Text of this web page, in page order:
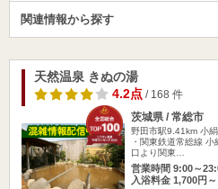
関連情報から探す
天然温泉 きぬの湯
4.2点/ 168 件
茨城県 / 常総市
野田市駅9.41km 小
・関東鉄道常総線
口より関東…
営業時間 9:00～
入浴料金 1,700円～